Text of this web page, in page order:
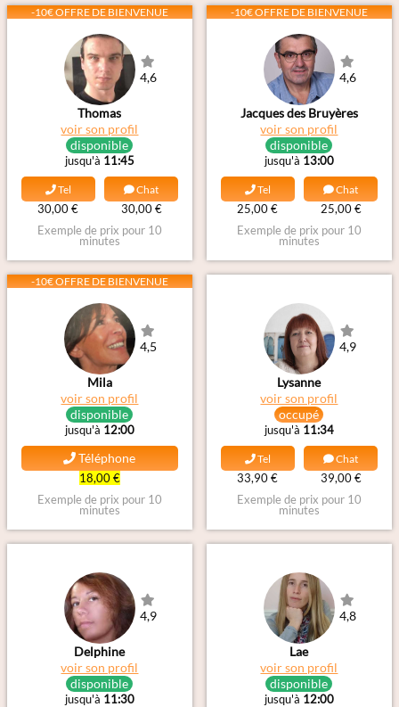
-10€ OFFRE DE BIENVENUE
4,6
Thomas
voir son profil
disponible
jusqu'à 11:45
Tel
30,00 €
Chat
30,00 €
Exemple de prix pour 10
minutes
-10€ OFFRE DE BIENVENUE
4,6
Jacques des Bruyères
voir son profil
disponible
jusqu'à 13:00
Tel
25,00 €
Chat
25,00 €
Exemple de prix pour 10
minutes
-10€ OFFRE DE BIENVENUE
4,5
Mila
voir son profil
disponible
jusqu'à 12:00
Téléphone
18,00 €
Exemple de prix pour 10
minutes
4,9
Lysanne
voir son profil
occupé
jusqu'à 11:34
Tel
33,90 €
Chat
39,00 €
Exemple de prix pour 10
minutes
4,9
Delphine
voir son profil
disponible
jusqu'à 11:30
4,8
Lae
voir son profil
disponible
jusqu'à 12:00